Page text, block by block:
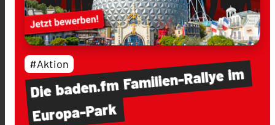
Diebaden.fmFamilien-Rallyeim
Europa-Park
#Aktion